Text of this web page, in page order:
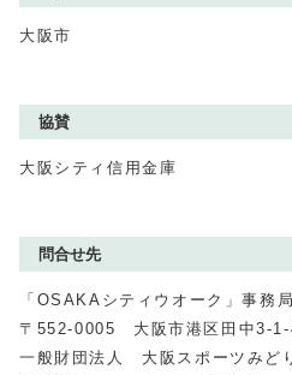
大阪市
協賛
大阪シティ信用金庫
問合せ先
「OSAKAシティウオーク」事務局
〒552‐0005 大阪市港区田中3-
一般財団法人 大阪スポーツみど